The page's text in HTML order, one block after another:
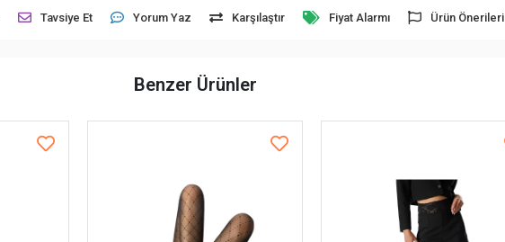
Tavsiye Et Yorum Yaz Karşılaştır Fiyat Alarmı Ürün Önerileri
Benzer Ürünler